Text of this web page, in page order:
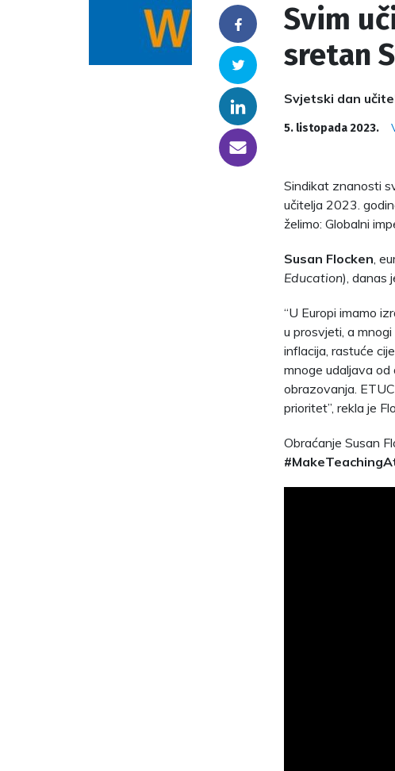
Facebook
Twitter
Linkedin
someone@yoursite.com
Svim
sretan
Svjetski dan
5. listopada 2023.
Sindikat znanosti
učitelja 2023.
želimo: Globalni
Susan Flocken,
Education), danas
“U Europi imamo
u prosvjeti, a
inflacija, rastuće
mnoge udaljava
obrazovanja.
prioritet”, rekla je
Obraćanje Susan